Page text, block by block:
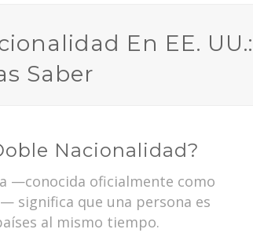
En EE.
Saber
Nacionalidad?
—conocida oficialmente como
significa que una persona es
al mismo tiempo.